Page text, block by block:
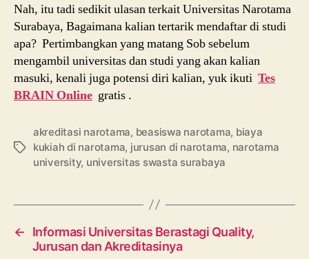
Nah, itu tadi sedikit ulasan terkait Universitas Narotama
Surabaya, Bagaimana kalian tertarik mendaftar di studi
apa? Pertimbangkan yang matang Sob sebelum
mengambil universitas dan studi yang akan kalian
masuki, kenali juga potensi diri kalian, yuk ikuti Tes
BRAIN Online gratis .
Tags
akreditasi narotama, beasiswa narotama, biaya
kukiah di narotama, jurusan di narotama, narotama
university, universitas swasta surabaya
←
Informasi Universitas Berastagi Quality,
Jurusan dan Akreditasinya